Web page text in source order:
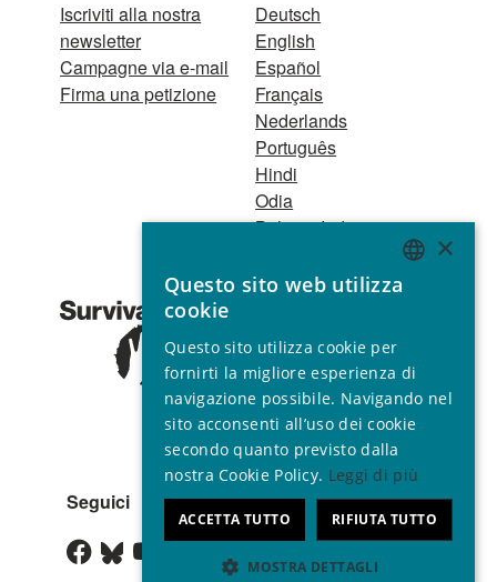
Iscriviti alla nostra
newsletter
Campagne via e-mail
Firma una petizione
Deutsch
English
Español
Français
Nederlands
Português
Hindi
Odia
Bahasa Indonesia
Seguici
Registro Persone
1521 Registered
charity no. 267444 ©
2001 - 2026
Tutti i diritti riservati.
ENGLISH
SPANISH
FRENCH
ITALIAN
PORTUGUESE
×
Questo sito web utilizza
cookie
Questo sito utilizza cookie per
fornirti la migliore esperienza di
navigazione possibile. Navigando nel
sito acconsenti all’uso dei cookie
secondo quanto previsto dalla
nostra Cookie Policy. Leggi di più
ACCETTA TUTTO RIFIUTA TUTTO
MOSTRA DETTAGLI